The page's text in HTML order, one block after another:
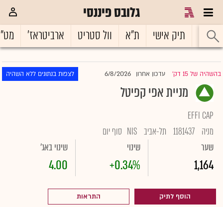
גלובס פיננסי
ראשי תיק אישי ת"א וול סטריט ארביטראז'
בהשהיה של 15 דק' |עדכון אחרון 6/8/2026 לצפות בנתונים ללא השהיה
מניית אפי קפיטל
EFFI CAP
מניה 1181437 תל-אביב NIS סוף יום
שער
1,164
שינוי
+0.34%
שינוי באג'
4.00
הוסף לתיק התראות